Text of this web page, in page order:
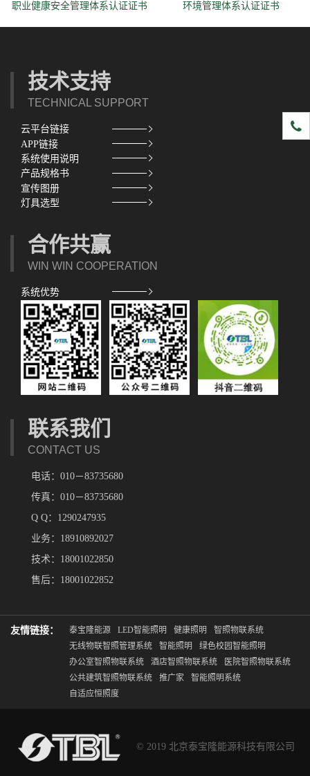
职业健康安全管理体系认证证书 环境管理体系认证证书
技术支持
TECHNICAL SUPPORT
云平台链接
APP链接
系统使用说明
产品规格书
宣传图册
灯具选型
合作共赢
WIN WIN COOPERATION
系统优势
联系我们
CONTACT US
电话：010－83735680
传真：010－83735680
Q Q：1290247935
业务：18910892027
技术：18001022850
售后：18001022852
友情链接： 泰宝隆能源 LED智能照明 健康照明
智照物联系统
无线物联智照管理系统
智能照明
绿色校园智能照明
办公室智照物联系统
酒店智照物联系统
医院智照物联系统
公共建筑智照物联系统
推广家
智能照明系统
自适应恒照度
© 2019 北京泰宝隆能源科技有限公司